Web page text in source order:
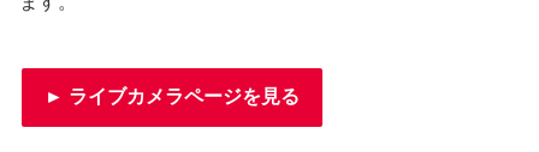
► ライブカメラページを見る